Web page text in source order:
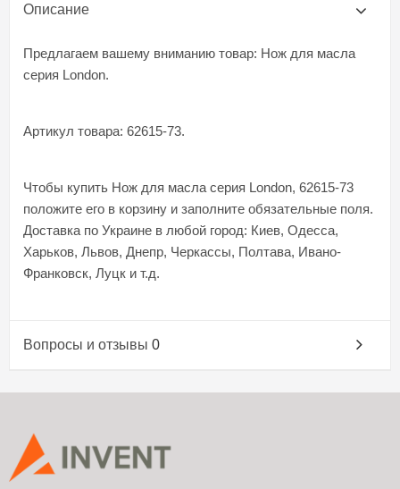
Описание
Предлагаем вашему вниманию товар: Нож для масла
серия London.
Артикул товара: 62615-73.
Чтобы купить Нож для масла серия London, 62615-73
положите его в корзину и заполните обязательные поля.
Доставка по Украине в любой город: Киев, Одесса,
Харьков, Львов, Днепр, Черкассы, Полтава, Ивано-
Франковск, Луцк и т.д.
Вопросы и отзывы 0